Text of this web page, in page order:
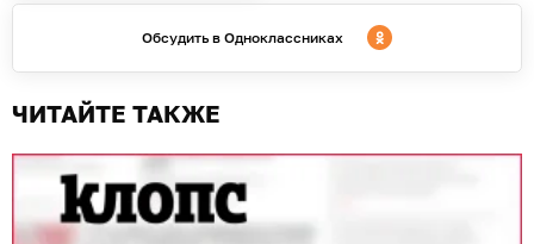
Обсудить в Одноклассниках
ЧИТАЙТЕ ТАКЖЕ